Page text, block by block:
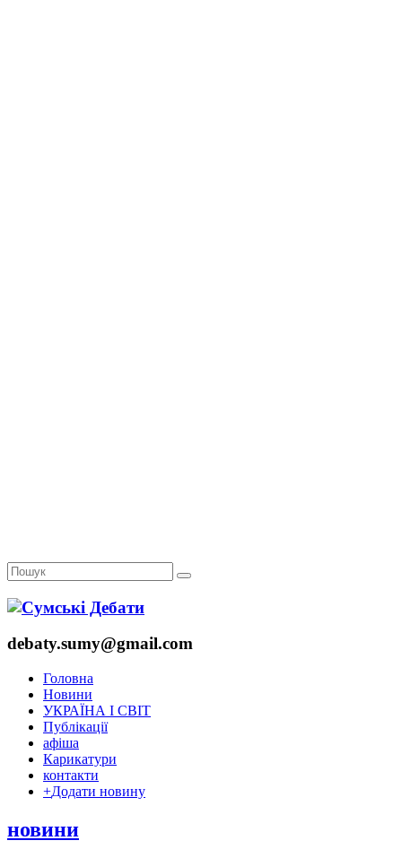
debaty.sumy@gmail.com
Головна
Новини
УКРАЇНА І СВІТ
Публікації
афіша
Карикатури
контакти
+Додати новину
новини